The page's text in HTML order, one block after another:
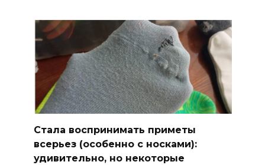
Стала воспринимать приметы
всерьез (особенно с носками):
удивительно, но некоторые